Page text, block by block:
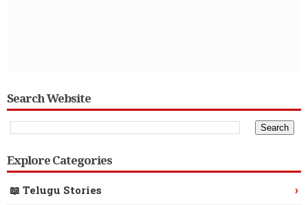
Search Website
Explore Categories
📖 Telugu Stories ›